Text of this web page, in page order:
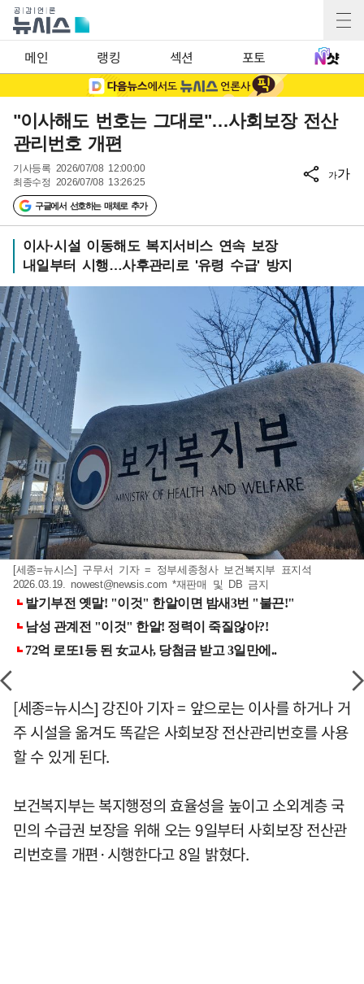
메인 랭킹 섹션 포토
"이사해도 번호는 그대로"…사회보장 전산
관리번호 개편
기사등록 2026/07/08 12:00:00
최종수정 2026/07/08 13:26:25
구글에서 선호하는 매체로 추가
가가
이사·시설 이동해도 복지서비스 연속 보장
내일부터 시행…사후관리로 '유령 수급' 방지
[세종=뉴시스] 구무서 기자 = 정부세종청사 보건복지부 표지석
2026.03.19. nowest@newsis.com *재판매 및 DB 금지
[세종=뉴시스] 강진아 기자 = 앞으로는 이사를 하거나 거
주 시설을 옮겨도 똑같은 사회보장 전산관리번호를 사용
할 수 있게 된다.
보건복지부는 복지행정의 효율성을 높이고 소외계층 국
민의 수급권 보장을 위해 오는 9일부터 사회보장 전산관
리번호를 개편·시행한다고 8일 밝혔다.